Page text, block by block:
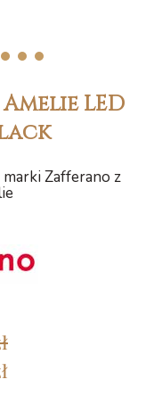
8 9 10
LED
Zafferano z